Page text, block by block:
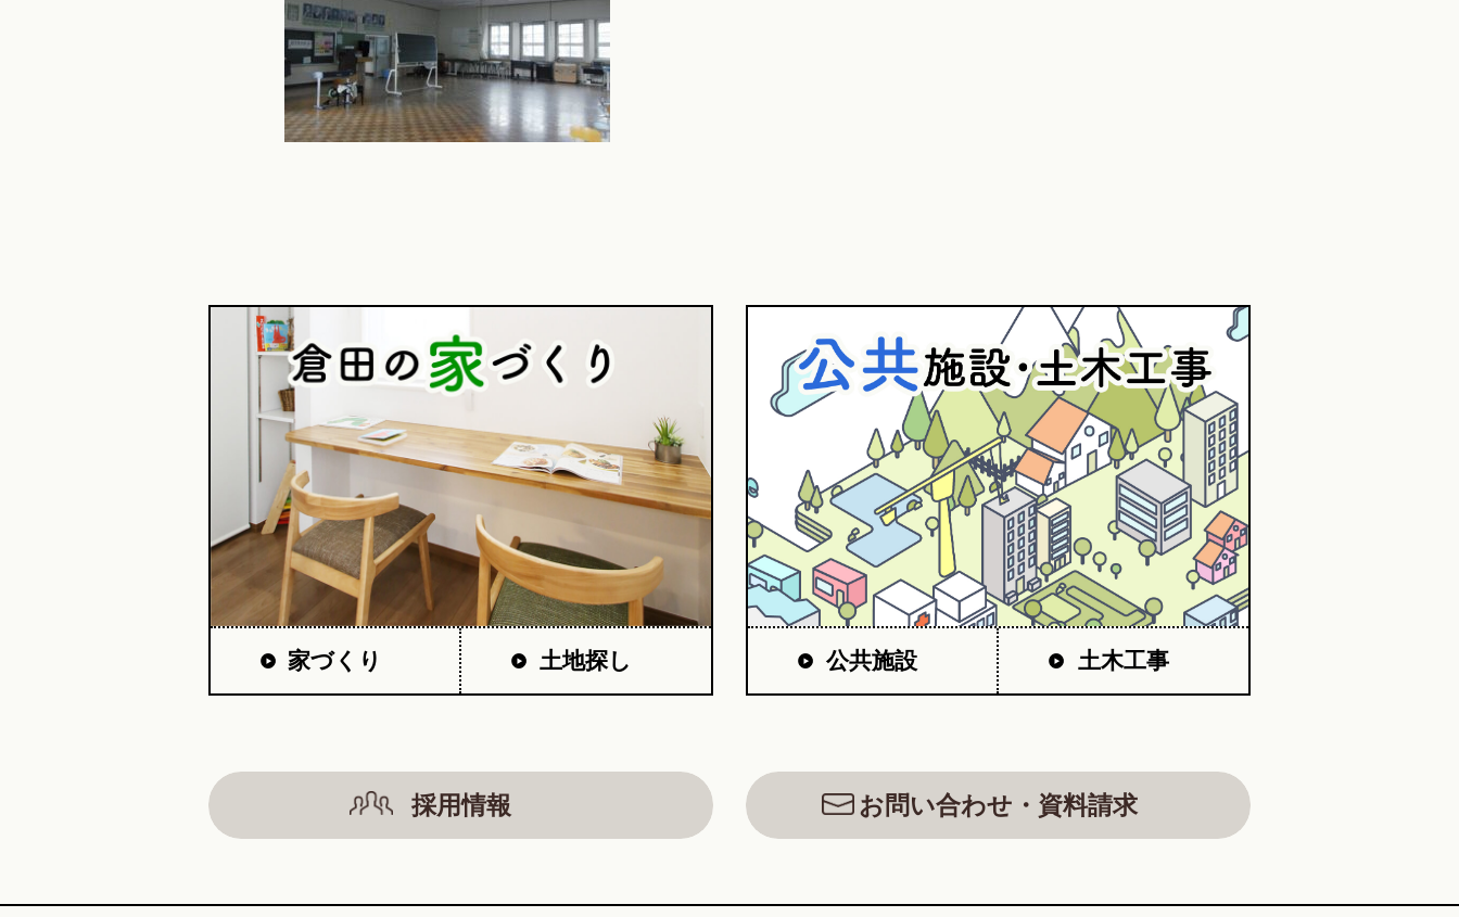
家づくり 土地探し 公共施設 土木工事
採用情報 お問い合わせ・資料請求